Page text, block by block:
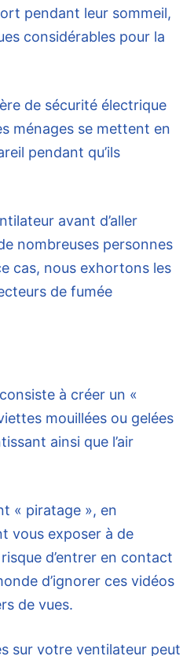
pendant leur sommeil,
considérables pour la
de sécurité électrique
ménages se mettent en
pendant qu’ils
avant d’aller
nombreuses personnes
cas, nous exhortons les
de fumée
à créer un «
mouillées ou gelées
ainsi que l’air
« piratage », en
vous exposer à de
d’entrer en contact
d’ignorer ces vidéos
de vues.
sur votre ventilateur peut